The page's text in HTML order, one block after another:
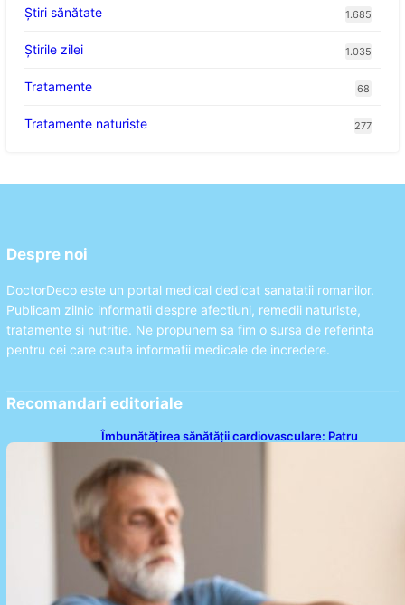
Ştiri sănătate 1.685
Știrile zilei 1.035
Tratamente 68
Tratamente naturiste 277
Despre noi
DoctorDeco este un portal medical dedicat sanatatii romanilor.
Publicam zilnic informatii despre afectiuni, remedii naturiste,
tratamente si nutritie. Ne propunem sa fim o sursa de referinta
pentru cei care cauta informatii medicale de incredere.
Recomandari editoriale
Îmbunătățirea sănătății cardiovasculare: Patru
la domiciliu